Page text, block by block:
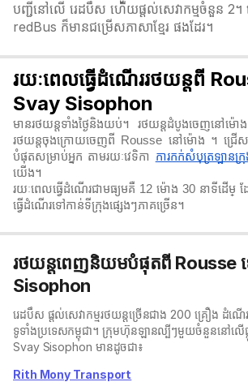
បញ្ជីនៅលើ រេដបឹស ហើយផ្តល់សេវាកម្មចំនួន 2។
redBus ក៏មានជម្រើសភាសាខ្មែរ ផងដែរ។
រយៈពេលធ្វើដំណើររថយន្តពី
Svay Sisophon
មានរថយន្តទាំងថ្ងៃនិងយប់។ រថយន្តដំបូងចេញនៅ
រថយន្តចុងក្រោយចេញពី Rousse នៅម៉ោង ។ ជ្រើស
បំផុតសម្រាប់អ្នក តាមរយៈវេទិកា ការកក់សំបុត្រឡានក្រុ
យើង។
រយៈពេលធ្វើដំណើរជាមធ្យមគឺ 12 ម៉ោង 30 នាទី​ដើម្
ធ្វើដំណើរទៅកាន់ទីក្រុងផ្សេងៗភាគច្រើន។
រថយន្តពេញនិយមបំផុតពី Rousse
Sisophon
រេដបឹស ផ្តល់សេវាកម្មរថយន្តច្រើនជាង 200 គ្រឿង ដំណើ
ទូទាំងប្រទេសកម្ពុជា។ ក្រុមហ៊ុនឡានល្បីៗមួយចំនួននៅលើ
Svay Sisophon មានដូចជា៖
Rith Mony Transport